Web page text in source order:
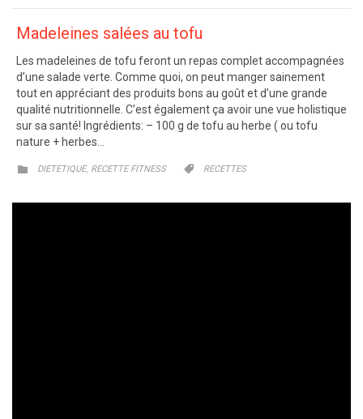
Madeleines salées au tofu
Les madeleines de tofu feront un repas complet accompagnées
d’une salade verte. Comme quoi, on peut manger sainement
tout en appréciant des produits bons au goût et d’une grande
qualité nutritionnelle. C’est également ça avoir une vue holistique
sur sa santé! Ingrédients: – 100 g de tofu au herbe ( ou tofu
nature + herbes…
 CATEGORY
DIETETIQUE, RECETTE FITNESS  CATEGORY
RECETTES